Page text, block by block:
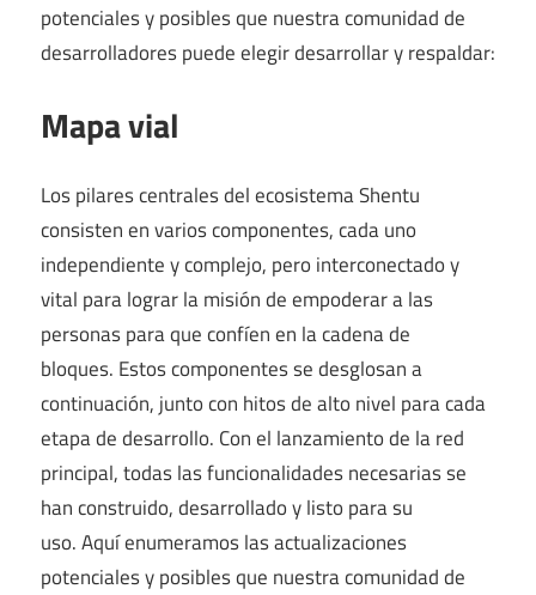
potenciales y posibles que nuestra comunidad de
desarrolladores puede elegir desarrollar y respaldar:
Mapa vial
Los pilares centrales del ecosistema Shentu
consisten en varios componentes, cada uno
independiente y complejo, pero interconectado y
vital para lograr la misión de empoderar a las
personas para que confíen en la cadena de
bloques. Estos componentes se desglosan a
continuación, junto con hitos de alto nivel para cada
etapa de desarrollo. Con el lanzamiento de la red
principal, todas las funcionalidades necesarias se
han construido, desarrollado y listo para su
uso. Aquí enumeramos las actualizaciones
potenciales y posibles que nuestra comunidad de